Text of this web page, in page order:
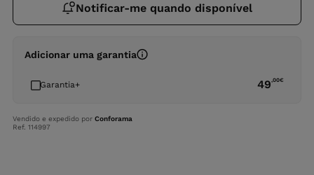
Notificar-me quando disponível
Adicionar uma garantia
Garantia+ 49,00€
Vendido e expedido por Conforama
Ref. 114997